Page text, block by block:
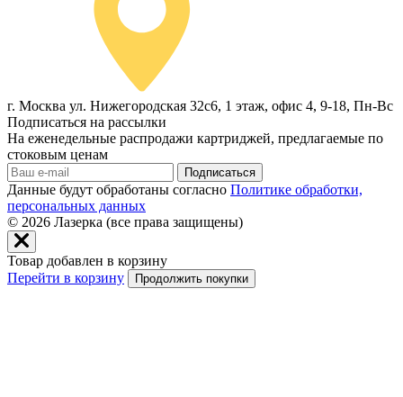
г. Москва ул. Нижегородская 32с6, 1 этаж, офис 4, 9-18, Пн-Вс
Подписаться на рассылки
На еженедельные распродажи картриджей, предлагаемые по
стоковым ценам
Подписаться
Данные будут обработаны согласно Политике обработки,
персональных данных
© 2026 Лазерка (все права защищены)
Товар добавлен в корзину
Перейти в корзину
Продолжить покупки